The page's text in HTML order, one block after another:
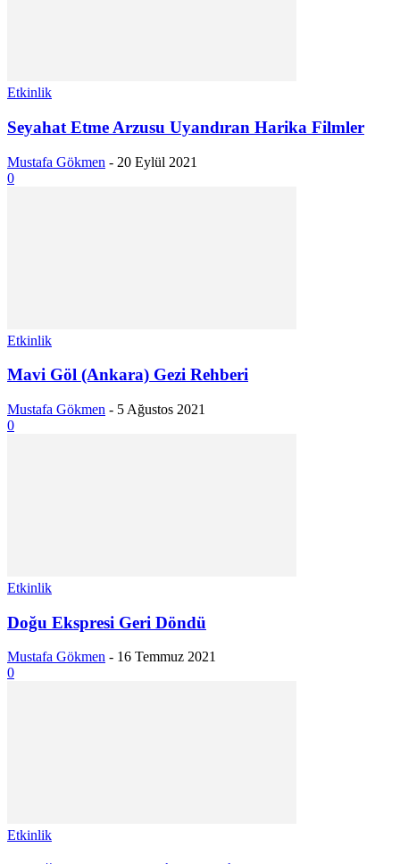
Etkinlik
Seyahat Etme Arzusu Uyandıran Harika Filmler
Mustafa Gökmen - 20 Eylül 2021
0
Etkinlik
Mavi Göl (Ankara) Gezi Rehberi
Mustafa Gökmen - 5 Ağustos 2021
0
Etkinlik
Doğu Ekspresi Geri Döndü
Mustafa Gökmen - 16 Temmuz 2021
0
Etkinlik